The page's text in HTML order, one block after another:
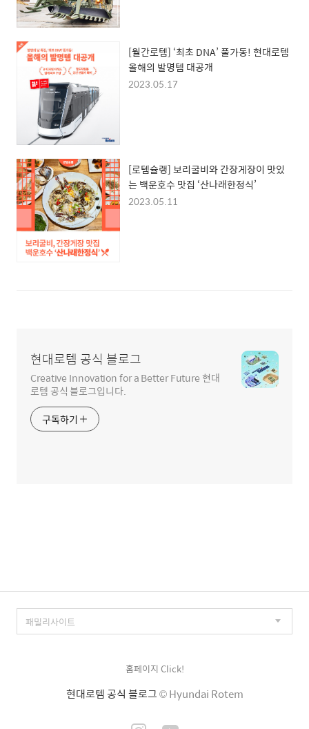
[월간로템] ‘최초 DNA’ 풀가동! 현대로템
올해의 발명템 대공개
2023.05.17
[로템슐랭] 보리굴비와 간장게장이 맛있
는 백운호수 맛집 ‘산나래한정식’
2023.05.11
현대로템 공식 블로그
Creative Innovation for a Better Future 현대
로템 공식 블로그입니다.
구독하기
홈페이지 Click!
현대로템 공식 블로그© Hyundai Rotem